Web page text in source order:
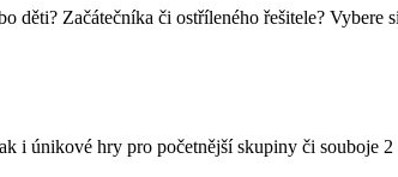
děti? Začátečníka či ostříleného řešitele? Vybere
i únikové hry pro početnější skupiny či souboje